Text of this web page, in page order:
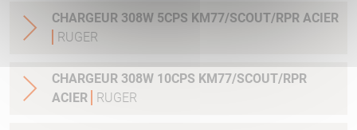
CHARGEUR 308W 5CPS KM77/SCOUT/RPR ACIER
RUGER
CHARGEUR 308W 10CPS KM77/SCOUT/RPR
ACIER
RUGER